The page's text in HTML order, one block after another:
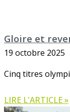
Gloire et
19 octobre 2025
Cinq titres
LIRE L'ARTICLE »